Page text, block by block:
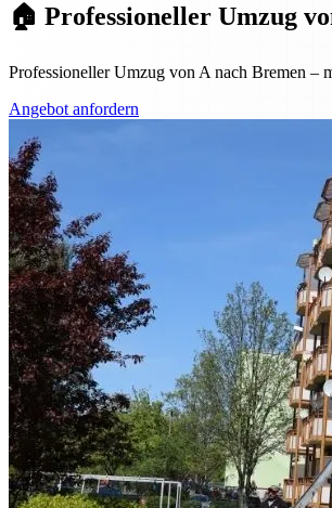
🏠 Professioneller Umzug
Professioneller Umzug von A nach Bremen –
Angebot anfordern